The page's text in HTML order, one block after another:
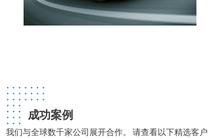
成功案例
我们与全球数千家公司展开合作。 请查看以下精选客户